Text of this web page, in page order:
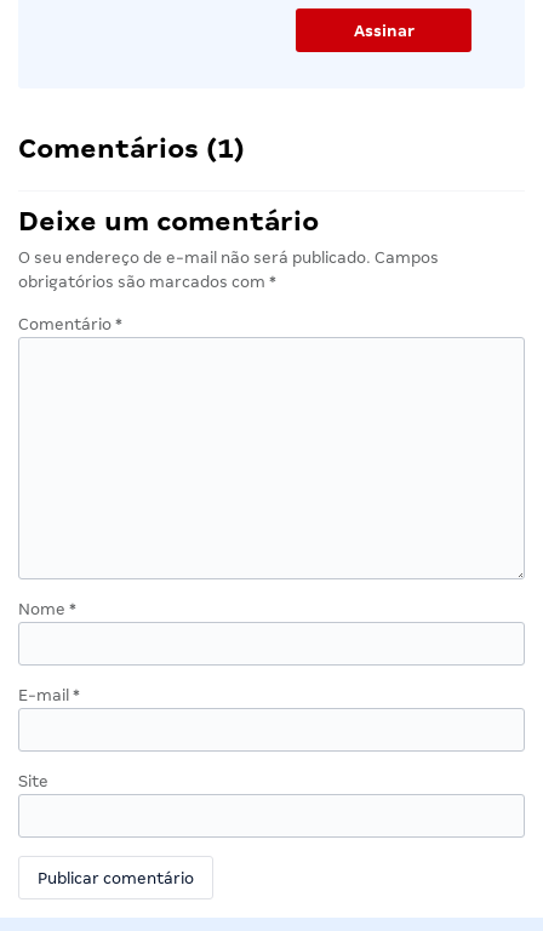
Comentários (1)
Deixe um comentário
O seu endereço de e-mail não será publicado. Campos
obrigatórios são marcados com *
Comentário *
Nome *
E-mail *
Site